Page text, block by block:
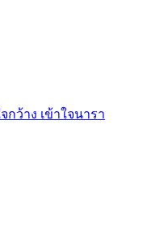
ว้าง เข้าใจนารา